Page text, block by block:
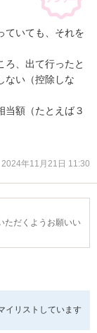
ていても、それを
ろ、出て行ったと
ない（控除しな
当額（たとえば３
2024年11月21日 11:30
ただくようお願いい
イリストしています